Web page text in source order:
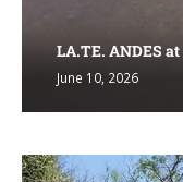
LA.TE. ANDES
June 10, 2026